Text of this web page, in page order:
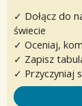
✓ Dołącz do
świecie
✓ Oceniaj,
✓ Zapisz
✓ Przyczyniaj